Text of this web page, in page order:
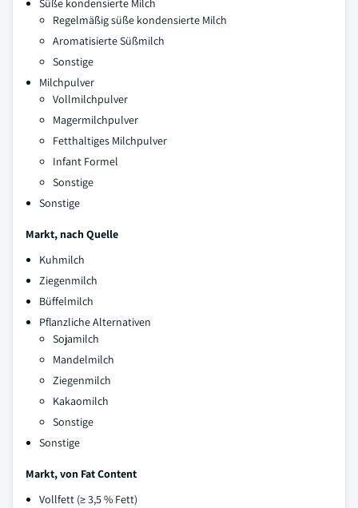
Süße kondensierte Milch
Regelmäßig süße kondensierte Milch
Aromatisierte Süßmilch
Sonstige
Milchpulver
Vollmilchpulver
Magermilchpulver
Fetthaltiges Milchpulver
Infant Formel
Sonstige
Sonstige
Markt, nach Quelle
Kuhmilch
Ziegenmilch
Büffelmilch
Pflanzliche Alternativen
Sojamilch
Mandelmilch
Ziegenmilch
Kakaomilch
Sonstige
Sonstige
Markt, von Fat Content
Vollfett (≥ 3,5 % Fett)